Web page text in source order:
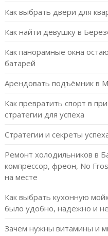
Как выбрать двери для
Как найти девушку в
Как панорамные окна
батарей
Арендовать подъёмник в
Как превратить спорт в
стратегии для успеха
Стратегии и секреты
Ремонт холодильников в
компрессор, фреон, No
на месте
Как выбрать кухонную
было удобно, надежно и
Зачем нужны витамины и